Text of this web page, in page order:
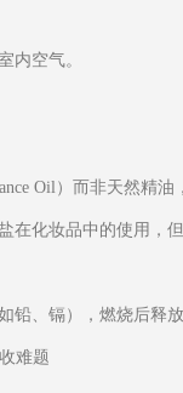
内空气。
Oil）而非天然精
在化妆品中的使用，
铅、镉），燃烧后释
难题